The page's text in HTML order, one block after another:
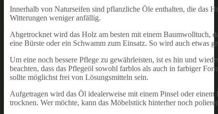
Innerhalb von Naturseifen sind pflanzliche Öle enthalten, die das
Witterungen weniger anfällig.
Abgetrocknet wird das Holz am besten mit einem Baumwolltuch,
eine Bürste oder ein Schwamm zum Einsatz. So wird auch etwas
Um eine noch bessere Pflege zu gewährleisten, ist es hin und
beachten, dass das Pflegeöl sowohl farblos als auch in farbiger
sollte möglichst frei von Lösungsmitteln sein.
Aufgetragen wird das Öl idealerweise mit einem Pinsel oder
trocknen. Wer möchte, kann das Möbelstück hinterher noch